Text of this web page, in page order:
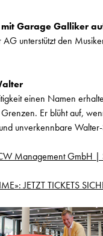
Garage Galliker
unterstützt den
einen Namen
Er blüht auf,
unverkennbare
Management GmbH |
JETZT TICKETS